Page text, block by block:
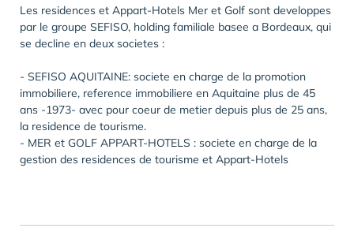
Les residences et Appart-Hotels Mer et Golf sont developpes
par le groupe SEFISO, holding familiale basee a Bordeaux, qui
se decline en deux societes :
- SEFISO AQUITAINE: societe en charge de la promotion
immobiliere, reference immobiliere en Aquitaine plus de 45
ans -1973- avec pour coeur de metier depuis plus de 25 ans,
la residence de tourisme.
- MER et GOLF APPART-HOTELS : societe en charge de la
gestion des residences de tourisme et Appart-Hotels